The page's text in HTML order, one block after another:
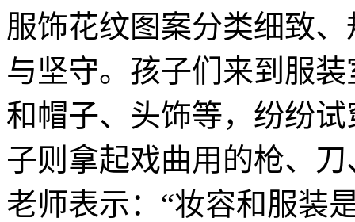
服饰花纹图案分类细致
与坚守。孩子们来到服
和帽子、头饰等，纷纷
子则拿起戏曲用的枪、
老师表示：“妆容和服装